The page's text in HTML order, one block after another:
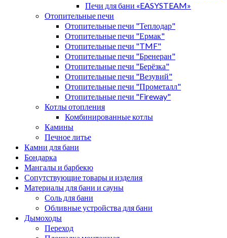
Печи для бани «EASYSTEAM»
Отопительные печи
Отопительные печи "Теплодар"
Отопительные печи "Ермак"
Отопительные печи "TMF"
Отопительные печи "Бренеран"
Отопительные печи "Берёзка"
Отопительные печи "Везувий"
Отопительные печи "Прометалл"
Отопительные печи "Fireway"
Котлы отопления
Комбинированные котлы
Камины
Печное литье
Камни для бани
Бондарка
Мангалы и барбекю
Сопутствующие товары и изделия
Материалы для бани и сауны
Соль для бани
Обливные устройства для бани
Дымоходы
Переход